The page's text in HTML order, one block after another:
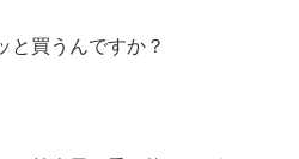
と買うんですか？